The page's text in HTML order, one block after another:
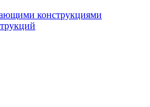
конструкциями